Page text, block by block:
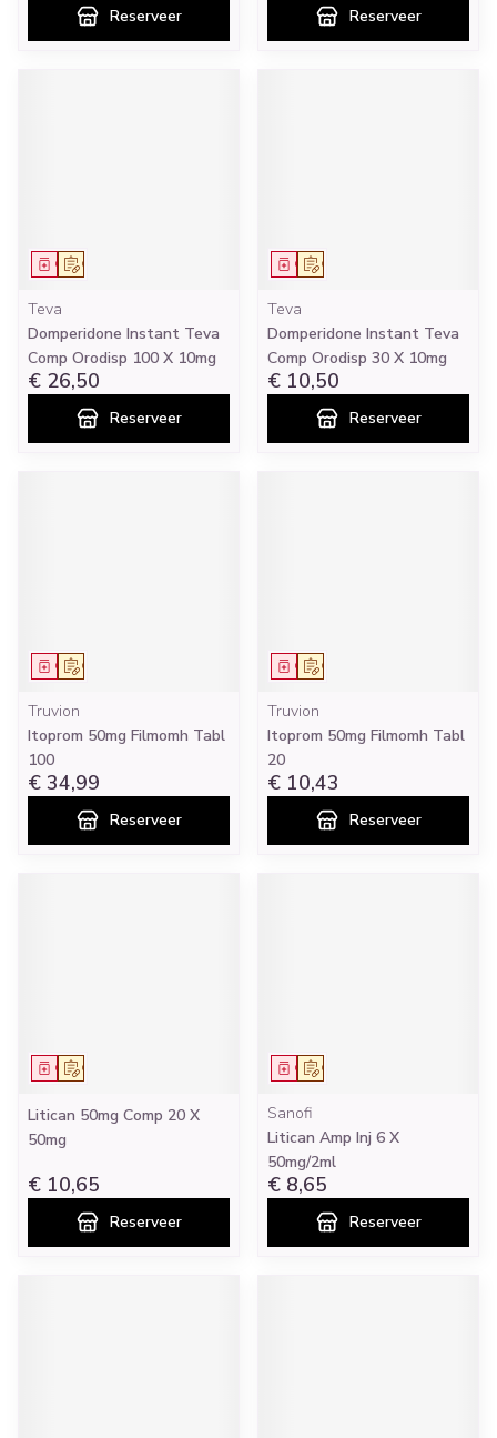
Reserveer Reserveer
Op voorschrift
Geneesmiddel
Teva
Domperidone Instant Teva
Comp Orodisp 100 X 10mg
€ 26,50
Reserveer
Op voorschrift
Geneesmiddel
Teva
Domperidone Instant Teva
Comp Orodisp 30 X 10mg
€ 10,50
Reserveer
Op voorschrift
Geneesmiddel
Truvion
Itoprom 50mg Filmomh Tabl
100
€ 34,99
Reserveer
Op voorschrift
Geneesmiddel
Truvion
Itoprom 50mg Filmomh Tabl
20
€ 10,43
Reserveer
Op voorschrift
Geneesmiddel
Litican 50mg Comp 20 X
50mg
€ 10,65
Reserveer
Op voorschrift
Geneesmiddel
Sanofi
Litican Amp Inj 6 X
50mg/2ml
€ 8,65
Reserveer